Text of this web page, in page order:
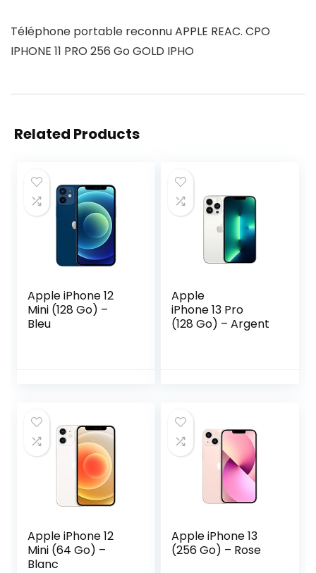
Téléphone portable reconnu APPLE REAC. CPO
IPHONE 11 PRO 256 Go GOLD IPHO
Related Products
Apple iPhone 12
Mini (128 Go) –
Bleu
Apple
iPhone 13 Pro
(128 Go) – Argent
Apple iPhone 12
Mini (64 Go) –
Blanc
Apple iPhone 13
(256 Go) – Rose